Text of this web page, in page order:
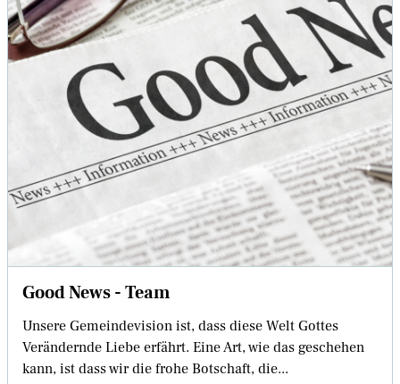
Good News - Team
Unsere Gemeindevision ist, dass diese Welt Gottes
Verändernde Liebe erfährt. Eine Art, wie das geschehen
kann, ist dass wir die frohe Botschaft, die...